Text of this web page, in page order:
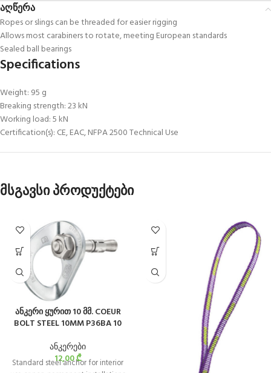
აღწერა
Ropes or slings can be threaded for easier rigging
Allows most carabiners to rotate, meeting European standards
Sealed ball bearings
Specifications
Weight: 95 g
Breaking strength: 23 kN
Working load: 5 kN
Certification(s): CE, EAC, NFPA 2500 Technical Use
მსგავსი პროდუქტები
ანკერი ყურით 10 მმ. COEUR
BOLT STEEL 10MM P36BA 10
ანკერები
12,00₾
Standard steel anchor for interior